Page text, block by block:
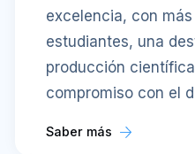
excelencia, con
estudiantes, una
producción
compromiso con el
Saber más